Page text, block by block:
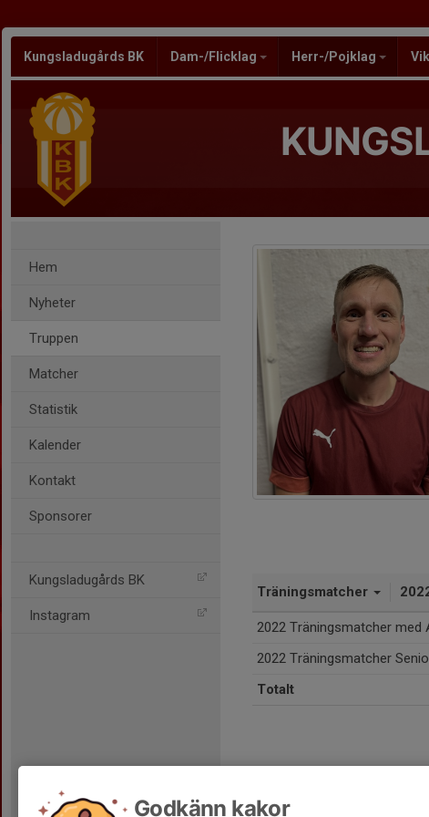
Kungsladugårds BK Dam-/Flicklag Herr-/Pojklag
Hem
Nyheter
Truppen
Matcher
Statistik
Kalender
Kontakt
Sponsorer
Kungsladugårds BK
Instagram
Träningsmatcher
2022 Träningsmatcher med
2022 Träningsmatcher
Totalt
Godkänn kakor